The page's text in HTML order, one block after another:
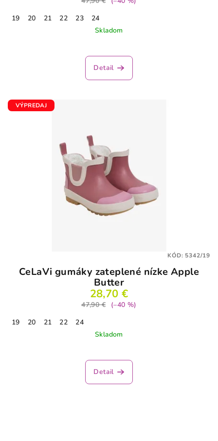
19
20 21 22 23
24
Skladom
Detail
VÝPREDAJ
CeLaVi gumáky zateplené nízke Apple
Butter
28,70 €
47,90 €
(–40 %)
19
20 21 22
24
Skladom
Detail
KÓD: 5342/19